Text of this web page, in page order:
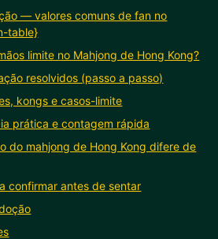
— valores comuns de fan no
table}
limite no Mahjong de Hong Kong?
resolvidos (passo a passo)
kongs e casos-limite
prática e contagem rápida
do mahjong de Hong Kong difere de
confirmar antes de sentar